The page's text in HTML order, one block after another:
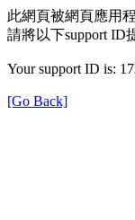
此網頁被網頁應用
請將以下support ID
Your support ID is:
[Go Back]